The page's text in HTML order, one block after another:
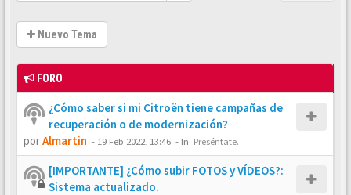
Nuevo Tema
FORO
¿Cómo saber si mi Citroën tiene campañas de
recuperación o de modernización?
porAlmartin - 19 Feb 2022, 13:46 - In: Preséntate.
[IMPORTANTE] ¿Cómo subir FOTOS y VÍDEOS?:
Sistema actualizado.